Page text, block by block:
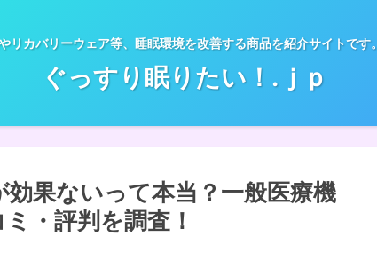
リカバリーウェア等、睡眠環境を改善する商品を紹介サイトです。
ぐっすり眠りたい！.ｊｐ
果ないって本当？一般医療機
・評判を調査！